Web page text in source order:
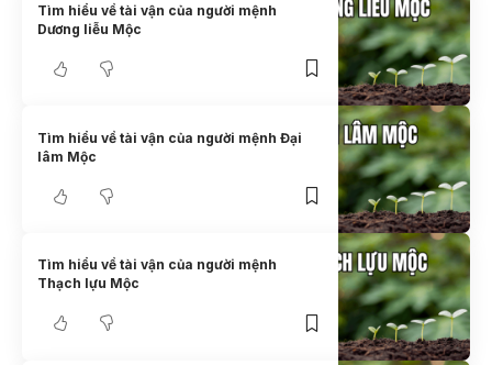
Tìm hiểu về tài vận của người mệnh
Dương liễu Mộc
Tìm hiểu về tài vận của người mệnh Đại
lâm Mộc
Tìm hiểu về tài vận của người mệnh
Thạch lựu Mộc